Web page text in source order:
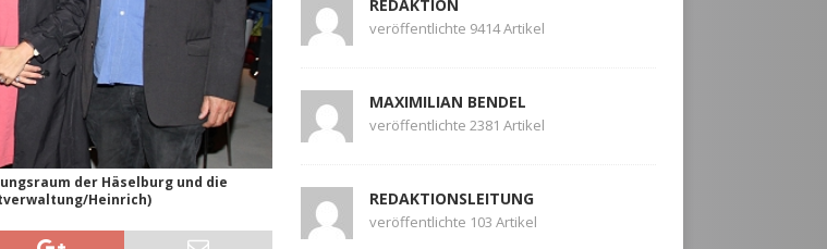
der Häselburg und die
Heinrich)
REDAKTION
veröffentlichte 9414 Artikel
MAXIMILIAN BENDEL
veröffentlichte 2381 Artikel
REDAKTIONSLEITUNG
veröffentlichte 103 Artikel